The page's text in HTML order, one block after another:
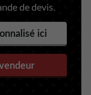
de devis.
ici